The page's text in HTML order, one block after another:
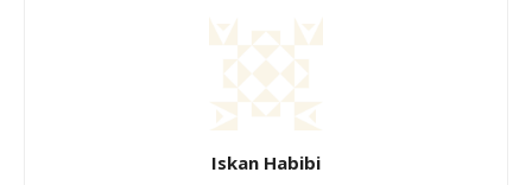
Iskan Habibi